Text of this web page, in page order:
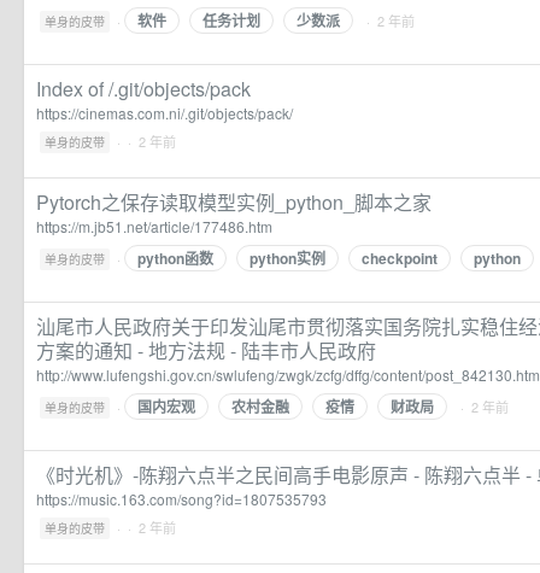
单身的皮带 · 软件 任务计划 少数派 · 2 年前
Index of /.git/objects/pack
https://cinemas.com.ni/.git/objects/pack/
单身的皮带 · · 2 年前
Pytorch之保存读取模型实例_python_脚本之家
https://m.jb51.net/article/177486.htm
单身的皮带 · python函数 python实例 checkpoint python
汕尾市人民政府关于印发汕尾市贯彻落实国务院扎实稳住
方案的通知 - 地方法规 - 陆丰市人民政府
http://www.lufengshi.gov.cn/swlufeng/zwgk/zcfg/dffg/content/
单身的皮带 · 国内宏观 农村金融 疫情 财政局 · 2 年前
《时光机》-陈翔六点半之民间高手电影原声 - 陈翔六点半
https://music.163.com/song?id=1807535793
单身的皮带 · · 2 年前